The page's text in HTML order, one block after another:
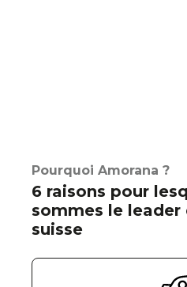
Pourquoi Amorana ?
6 raisons pour
sommes le leader
suisse